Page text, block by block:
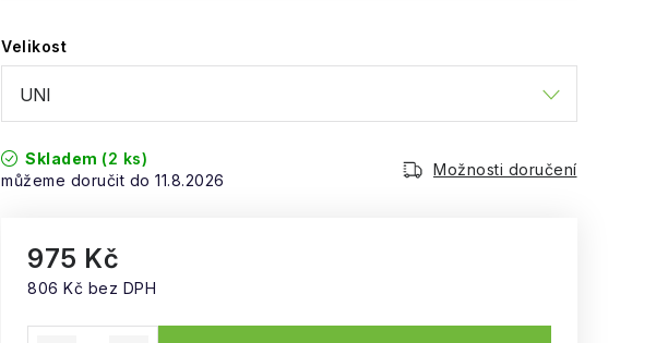
Velikost
Skladem (2 ks)
11.8.2026
Možnosti doručení
975 Kč
806 Kč bez DPH